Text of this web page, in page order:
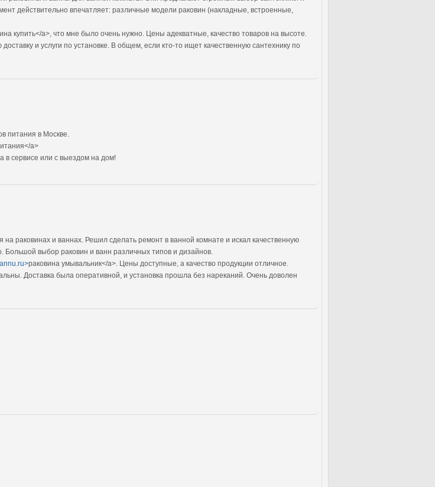
действительно впечатляет: различные модели раковин (накладные, встроенные,
купить</a>, что мне было очень нужно. Цены адекватные, качество товаров на высоте.
и услуги по установке. В общем, если кто-то ищет качественную сантехнику по
питания в Москве.
a>
в сервисе или с выездом на дом!
раковинах и ваннах. Решил сделать ремонт в ванной комнате и искал качественную
выбор раковин и ванн различных типов и дизайнов.
раковина умывальник</a>. Цены доступные, а качество продукции отличное.
Доставка была оперативной, и установка прошла без нареканий. Очень доволен